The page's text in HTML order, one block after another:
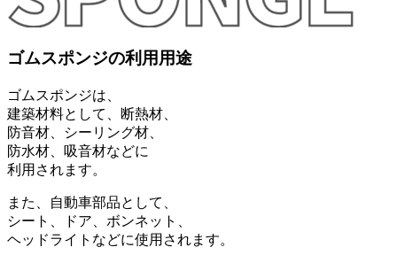
ゴムスポンジの利用用途
ゴムスポンジは、
建築材料として、断熱材、
防音材、シーリング材、
防水材、吸音材などに
利用されます。
また、自動車部品として、
シート、ドア、ボンネット、
ヘッドライトなどに使用されます。